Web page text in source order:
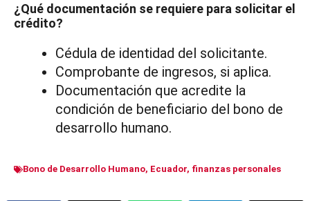
¿Qué documentación se requiere para solicitar el
crédito?
Cédula de identidad del solicitante.
Comprobante de ingresos, si aplica.
Documentación que acredite la
condición de beneficiario del bono de
desarrollo humano.
Bono de Desarrollo Humano, Ecuador, finanzas personales